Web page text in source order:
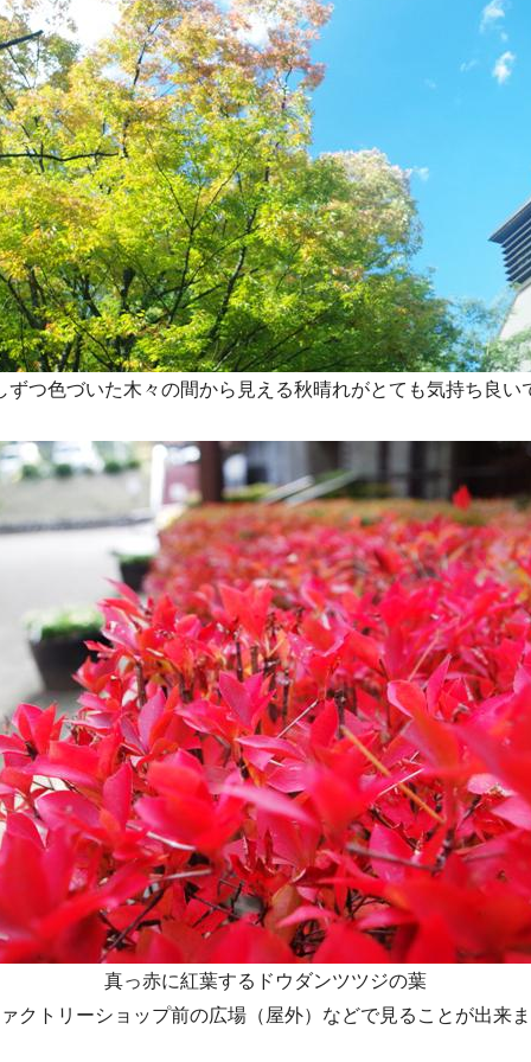
ずつ色づいた木々の間から見える秋晴れがとても気持ち良い
真っ赤に紅葉するドウダンツツジの葉
クトリーショップ前の広場（屋外）などで見ることが出来